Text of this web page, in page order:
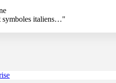
symboles italiens…"